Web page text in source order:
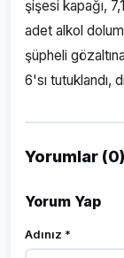
şişesi kapağı,
adet alkol
şüpheli
6'sı tutuklandı,
Yorumlar (0)
Yorum Yap
Adınız *